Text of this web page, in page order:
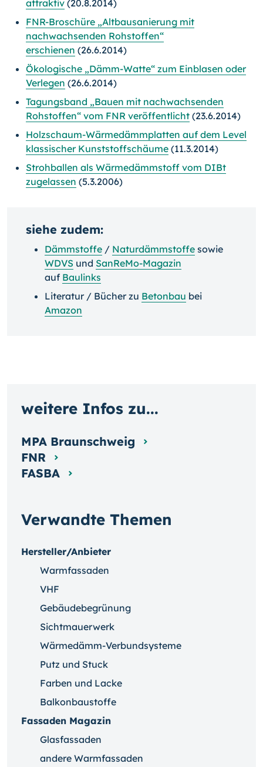
attraktiv (20.8.2014)
FNR-Broschüre „Altbausanierung mit
nachwachsenden Rohstoffen“
erschienen (26.6.2014)
Ökologische „Dämm-Watte“ zum Einblasen oder
Verlegen (26.6.2014)
Tagungsband „Bauen mit nachwachsenden
Rohstoffen“ vom FNR veröffentlicht (23.6.2014)
Holzschaum-Wärmedämmplatten auf dem Level
klassischer Kunststoffschäume (11.3.2014)
Strohballen als Wärmedämmstoff vom DIBt
zugelassen (5.3.2006)
siehe zudem:
Dämmstoffe / Naturdämmstoffe sowie
WDVS und SanReMo-Magazin
auf Baulinks
Literatur / Bücher zu Betonbau bei
Amazon
Verwandte Themen
Hersteller/Anbieter
Warmfassaden
VHF
Gebäudebegrünung
Sichtmauerwerk
Wärmedämm-Verbundsysteme
Putz und Stuck
Farben und Lacke
Balkonbaustoffe
Fassaden Magazin
Glasfassaden
andere Warmfassaden
weitere Infos zu...
MPA Braunschweig
FNR
FASBA